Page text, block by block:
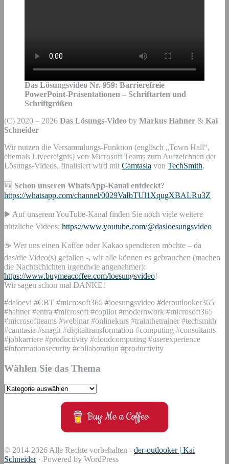
Das Lösungsvideo Nr. 959: Barrierefreie
PowerPoint-Präsentationen – Schriftarten und
Schriftgrößen
(C) 2020 – 2026 Das Lösungs-Video by Markus Hahner & Kai
Schneider
Wir nutzen die Versammlungs-Funktion (englisch „Town Hall“,
ehemals Liveereignis) von Microsoft Teams zum Aufzeichnen der
Lösungs-Videos, finalisiert wird mit Camtasia von TechSmith.
🆕 Schon unseren WhatsApp-Kanal entdeckt?
https://whatsapp.com/channel/0029VaIbTUl1XqugXBALRu3Z
▶️ Auf unserem YouTube-Kanal finden Sie noch viele weitere
nützliche Videos: https://www.youtube.com/@dasloesungsvideo
☕ Wer uns einen Kaffee oder Kakao spendieren möchte – da
das/die Video(s) gefallen -, wir alle können es gebrauchen (machen
die Nachtschichten irgendwie angenehmer):
https://www.buymeacoffee.com/loesungsvideo!
Wir sagen schon mal DANKE!
#daloevi #CBT #microsoft365 #loesungsvideo #deroutlooker365
#hahner #entra #microsoft #copilot #modernwork #microsoft365
#microsoftteams #webinar #onlinekurs #trainthetrainer #techsmith
#camtasia #snagit #digitaltransformation #computing #consultants
#jobkarriere #productivity #cloudcomputing #userexperience
#informationsecurity #collaboration #productivity
Wählen Sie das Thema
Wählen
Buy Me a Coffee
© 2014-2026 Alle Rechte vorbehalten - der-outlooker | Kai
Schneider· Powered by WordPress